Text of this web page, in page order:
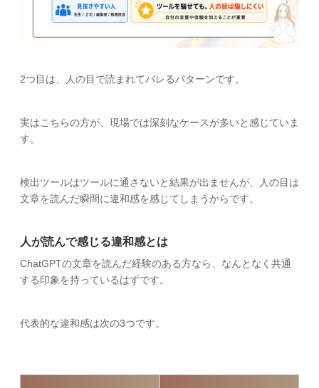
2つ目は、人の目で読まれてバレるパターンです。
実はこちらの方が、現場では深刻なケースが多いと感じていま
す。
検出ツールはツールに通さないと結果が出ませんが、人の目は
文章を読んだ瞬間に違和感を感じてしまうからです。
人が読んで感じる違和感とは
ChatGPTの文章を読んだ経験のある方なら、なんとなく共通
する印象を持っているはずです。
代表的な違和感は次の3つです。